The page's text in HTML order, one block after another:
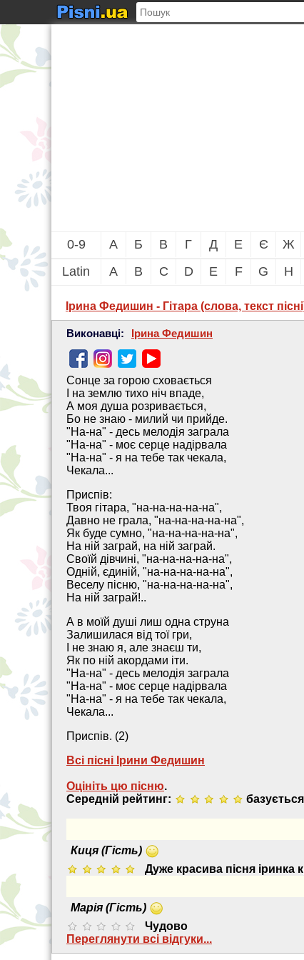
0-9 А Б В Г Д Е Є Ж
Latin
A B C D E F G H
Ірина Федишин - Гітара (слова, текст
Виконавці: Ірина Федишин
Сонце за горою сховається
І на землю тихо ніч впаде,
А моя душа розривається,
Бо не знаю - милий чи прийде.
"На-на" - десь мелодія заграла
"На-на" - моє серце надірвала
"На-на" - я на тебе так чекала,
Чекала...
Приспів:
Твоя гітара, "на-на-на-на-на",
Давно не грала, "на-на-на-на-на",
Як буде сумно, "на-на-на-на-на",
На ній заграй, на ній заграй.
Своїй дівчині, "на-на-на-на-на",
Одній, єдиній, "на-на-на-на-на",
Веселу пісню, "на-на-на-на-на",
На ній заграй!..
А в моїй душі лиш одна струна
Залишилася від тої гри,
І не знаю я, але знаєш ти,
Як по ній акордами іти.
"На-на" - десь мелодія заграла
"На-на" - моє серце надірвала
"На-на" - я на тебе так чекала,
Чекала...
Приспів. (2)
Всі пісні Ірини Федишин
Оцініть цю пісню.
Середній рейтинг:
Киця (Гість)
Дуже красива пісня іринка
Марія (Гість)
Чудово
Переглянути всi вiдгуки...